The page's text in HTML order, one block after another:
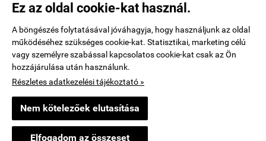
Ez az oldal cookie-kat használ.
A böngészés folytatásával jóváhagyja, hogy használjunk az oldal
működéséhez szükséges cookie-kat. Statisztikai, marketing célú
vagy személyre szabással kapcsolatos cookie-kat csak az Ön
hozzájárulása után használunk.
Részletes adatkezelési tájékoztató »
Nem kötelezőek elutasítása
Elfogadom az összeset
Telefonszám: +36-30-634-8659
E-mail:
kataullmann@gmail.com
Impressum